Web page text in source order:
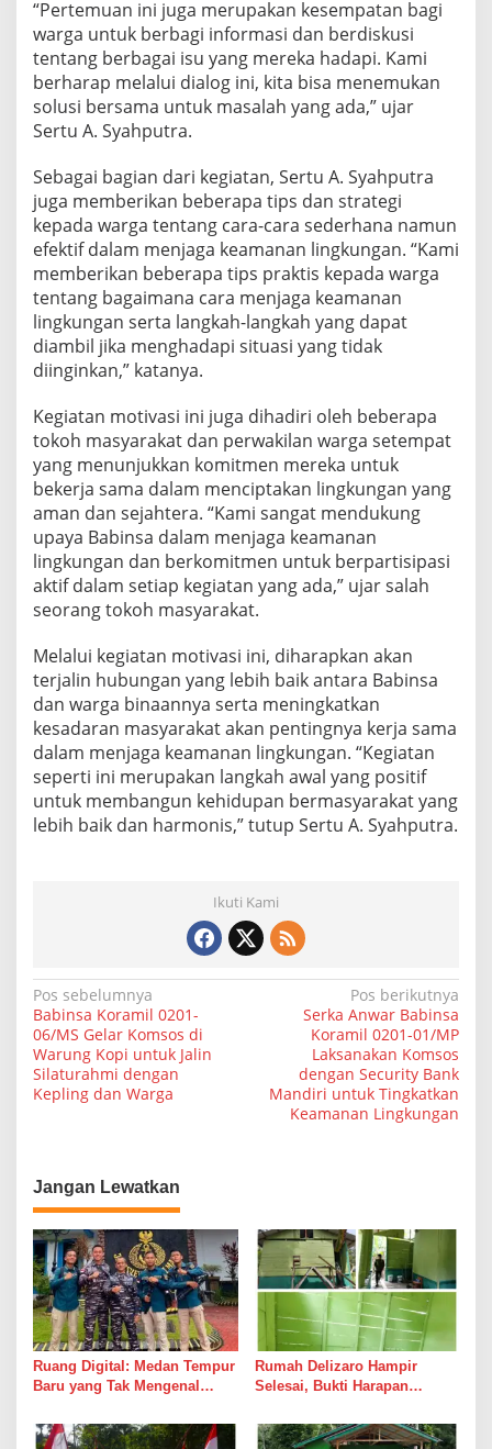
r
a
a
n
B
e
r
m
a
“Pertemuan ini juga merupakan kesempatan bagi
warga untuk berbagi informasi dan berdiskusi
tentang berbagai isu yang mereka hadapi. Kami
berharap melalui dialog ini, kita bisa menemukan
solusi bersama untuk masalah yang ada,” ujar
Sertu A. Syahputra.
Sebagai bagian dari kegiatan, Sertu A. Syahputra
juga memberikan beberapa tips dan strategi
kepada warga tentang cara-cara sederhana namun
efektif dalam menjaga keamanan lingkungan. “Kami
memberikan beberapa tips praktis kepada warga
tentang bagaimana cara menjaga keamanan
lingkungan serta langkah-langkah yang dapat
diambil jika menghadapi situasi yang tidak
diinginkan,” katanya.
Kegiatan motivasi ini juga dihadiri oleh beberapa
tokoh masyarakat dan perwakilan warga setempat
yang menunjukkan komitmen mereka untuk
bekerja sama dalam menciptakan lingkungan yang
aman dan sejahtera. “Kami sangat mendukung
upaya Babinsa dalam menjaga keamanan
lingkungan dan berkomitmen untuk berpartisipasi
aktif dalam setiap kegiatan yang ada,” ujar salah
seorang tokoh masyarakat.
Melalui kegiatan motivasi ini, diharapkan akan
terjalin hubungan yang lebih baik antara Babinsa
dan warga binaannya serta meningkatkan
kesadaran masyarakat akan pentingnya kerja sama
dalam menjaga keamanan lingkungan. “Kegiatan
seperti ini merupakan langkah awal yang positif
untuk membangun kehidupan bermasyarakat yang
lebih baik dan harmonis,” tutup Sertu A. Syahputra.
Ikuti Kami
N
a
v
i
s
i
p
o
s
Pos sebelumnya
Babinsa Koramil 0201-
06/MS Gelar Komsos di
Warung Kopi untuk Jalin
Silaturahmi dengan
Kepling dan Warga
Pos berikutnya
Serka Anwar Babinsa
Koramil 0201-01/MP
Laksanakan Komsos
dengan Security Bank
Mandiri untuk Tingkatkan
Keamanan Lingkungan
Jangan Lewatkan
Ruang Digital: Medan Tempur
Baru yang Tak Mengenal
Rumah Delizaro Hampir
Selesai, Bukti Harapan
Suara Palu dan Semen